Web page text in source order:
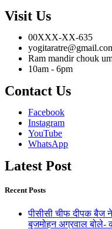
Visit Us
00XXX-XX-635
Ram mandir chouk
10am - 6pm
Contact Us
Facebook
Instagram
YouTube
WhatsApp
Latest Post
Recent Posts
पीसीसी चीफ दीपक बैज
बृजमोहन अग्रवाल